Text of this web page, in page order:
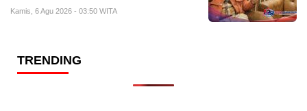
Kamis, 6 Agu 2026 - 03:50 WITA
TRENDING